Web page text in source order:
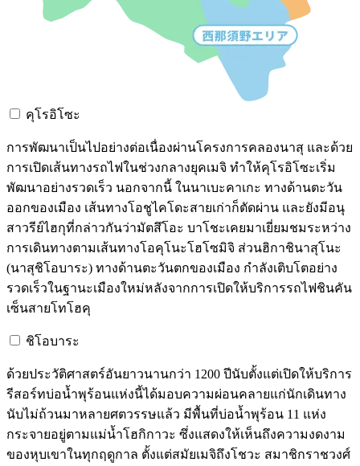
คุโรอิโซะ
การพัฒนาเป็นไปอย่างต่อเนื่องผ่านโครงการคลองนาสุ และด้วย
การเปิดเส้นทางรถไฟในช่วงกลางยุคเมจิ ทำให้คุโรอิโซะเริ่ม
พัฒนาอย่างรวดเร็ว นอกจากนี้ ในนาเบะคาเกะ ทางด้านตะวัน
ออกของเมือง เส้นทางโอชูไคโดะสายเก่าก็ตัดผ่าน และยังมีอนุ
สาวรีย์ไฮกุที่กล่าวกันว่ามัตสึโอะ บาโชะเคยมาเยี่ยมชมระหว่าง
การเดินทางตามเส้นทางโอคุโนะโฮโซมิจิ ส่วนฮิกาชินาสุโนะ
(นาสุชิโอบาระ) ทางด้านตะวันตกของเมือง กำลังเติบโตอย่าง
รวดเร็วในฐานะเมืองใหม่หลังจากการเปิดให้บริการรถไฟชินคัน
เซ็นสายโทโฮคุ
ชิโอบาระ
ด้วยประวัติศาสตร์อันยาวนานกว่า 1200 ปีนับตั้งแต่เปิดให้บริการ
รีสอร์ทบ่อน้ำพุร้อนแห่งนี้ได้มอบความผ่อนคลายแก่นักเดินทาง
นับไม่ถ้วนมาหลายศตวรรษแล้ว มีพื้นที่บ่อน้ำพุร้อน 11 แห่ง
กระจายอยู่ตามแม่น้ำโฮกิกาวะ ซึ่งแสดงให้เห็นถึงความงดงาม
ของหุบเขาในทุกฤดูกาล ตั้งแต่สมัยเมจิถึงโชวะ สมาชิกราชวงศ์